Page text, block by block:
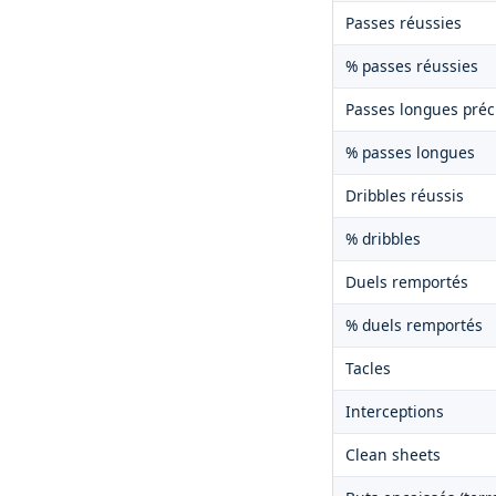
Passes réussies
% passes réussies
Passes longues
% passes longues
Dribbles réussis
% dribbles
Duels remportés
% duels remportés
Tacles
Interceptions
Clean sheets